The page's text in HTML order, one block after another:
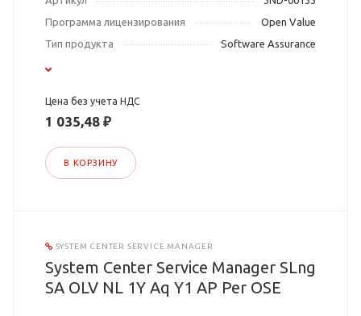
Программа лицензирования
Open Value
Тип продукта
Software Assurance
Цена без учета НДС
1 035,48 ₽
В КОРЗИНУ
SYSTEM CENTER SERVICE MANAGER
System Center Service Manager SLng
SA OLV NL 1Y Aq Y1 AP Per OSE